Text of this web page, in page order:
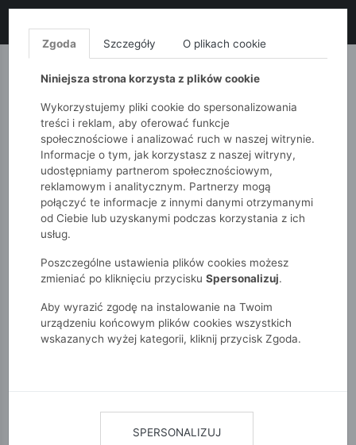
MONNARI QUIOSQUE
51015kids
Chłopcy 7-12 lat
Chłopięce szorty dzianinowe z efektem tie-dye
Zgoda Szczegóły O plikach cookie
Niniejsza strona korzysta z plików cookie
Wykorzystujemy pliki cookie do spersonalizowania
treści i reklam, aby oferować funkcje
społecznościowe i analizować ruch w naszej witrynie.
Informacje o tym, jak korzystasz z naszej witryny,
udostępniamy partnerom społecznościowym,
reklamowym i analitycznym. Partnerzy mogą
połączyć te informacje z innymi danymi otrzymanymi
od Ciebie lub uzyskanymi podczas korzystania z ich
usług.
Poszczególne ustawienia plików cookies możesz
zmieniać po kliknięciu przycisku Spersonalizuj.
Aby wyrazić zgodę na instalowanie na Twoim
urządzeniu końcowym plików cookies wszystkich
wskazanych wyżej kategorii, kliknij przycisk Zgoda.
SPERSONALIZUJ